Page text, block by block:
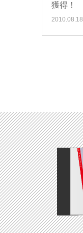
獲得！
2010.08.18